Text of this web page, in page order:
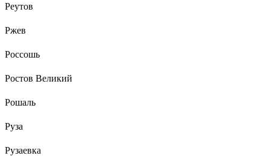
Реутов
Ржев
Россошь
Ростов Великий
Рошаль
Руза
Рузаевка